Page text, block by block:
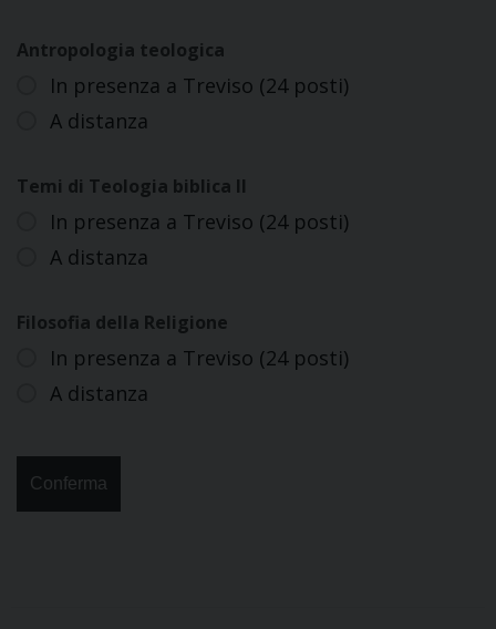
Antropologia teologica
In presenza a Treviso (24 posti)
A distanza
Temi di Teologia biblica II
In presenza a Treviso (24 posti)
A distanza
Filosofia della Religione
In presenza a Treviso (24 posti)
A distanza